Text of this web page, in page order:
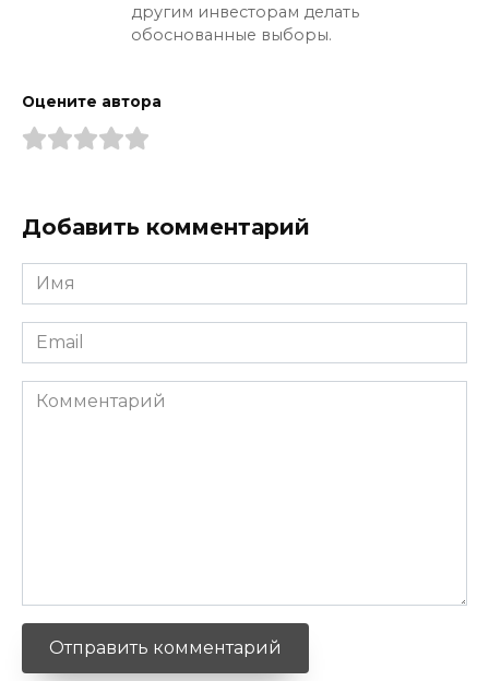
другим инвесторам делать
обоснованные выборы.
Оцените автора
Добавить комментарий
Имя
*
Email
*
Комментарий